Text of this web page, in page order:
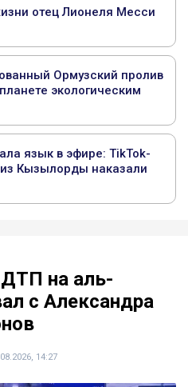
на аль-
с Александра
14:27